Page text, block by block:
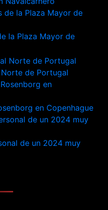
la Plaza Mayor de
de Portugal
en Copenhague
de un 2024 muy